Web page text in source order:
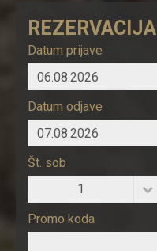
REZERVACIJA
Datum prijave
Datum odjave
Št. sob
1
Promo koda